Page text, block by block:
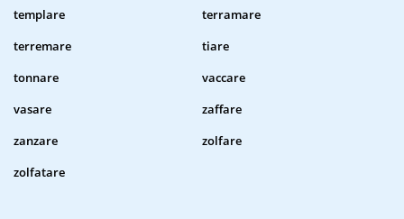
templare
terramare
terremare
tiare
tonnare
vaccare
vasare
zaffare
zanzare
zolfare
zolfatare